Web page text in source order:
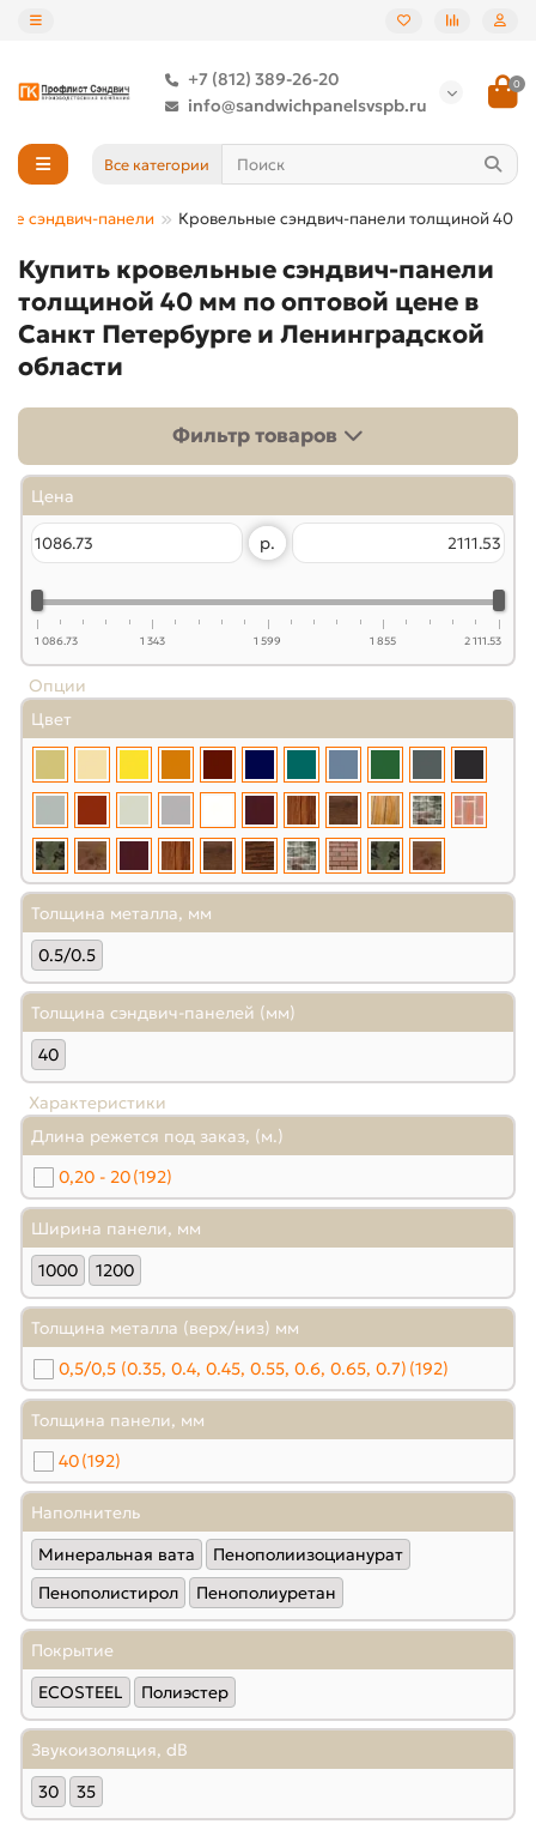
+7 (812) 389-26-20
info@sandwichpanelsvspb.ru
0
Все категории
сэндвич-панели Кровельные сэндвич-панели толщиной 40
Купить кровельные сэндвич-панели
толщиной 40 мм по оптовой цене в
Санкт Петербурге и Ленинградской
области
Фильтр товаров
Цена
р.
1 086.73 1 343 1 599 1 855 2 111.53
Опции
Цвет
Толщина металла, мм
0.5/0.5
Толщина сэндвич-панелей (мм)
40
Характеристики
Длина режется под заказ, (м.)
0,20 - 20(192)
Ширина панели, мм
1000
1200
Толщина металла (верх/низ) мм
0,5/0,5 (0.35, 0.4, 0.45, 0.55, 0.6, 0.65, 0.7) (192)
Толщина панели, мм
40(192)
Наполнитель
Минеральная вата
Пенополиизоцианурат
Пенополистирол
Пенополиуретан
Покрытие
ECOSTEEL
Полиэстер
Звукоизоляция, dB
30
35